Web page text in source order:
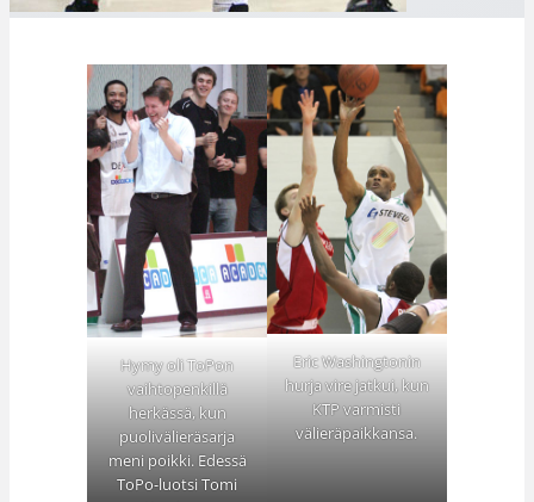
Hymy oli ToPon
vaihtopenkillä
herkässä, kun
puolivälieräsarja
meni poikki. Edessä
ToPo-luotsi Tomi
Eric Washingtonin
hurja vire jatkui, kun
KTP varmisti
välieräpaikkansa.